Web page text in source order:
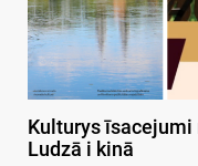
Kulturys
Ludzā i kinā